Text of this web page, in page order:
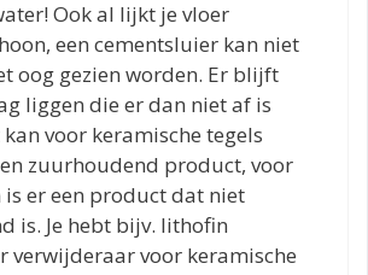
Ook al lijkt je vloer
een cementsluier kan niet
oog gezien worden. Er blijft
liggen die er dan niet af is
voor keramische tegels
zuurhoudend product, voor
er een product dat niet
is. Je hebt bijv. lithofin
verwijderaar voor keramische